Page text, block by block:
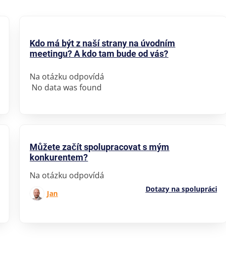
Kdo má být z naší strany na úvodním
meetingu? A kdo tam bude od vás?
Na otázku odpovídá
No data was found
Můžete začít spolupracovat s mým
konkurentem?
Na otázku odpovídá
Jan Dotazy na spolupráci